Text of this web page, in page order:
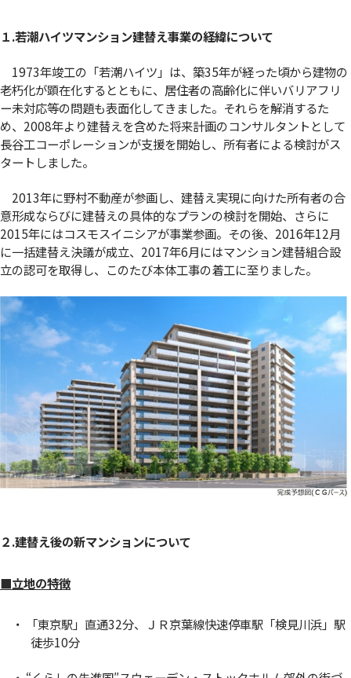
１.若潮ハイツマンション建替え事業の経緯について
1973年竣工の「若潮ハイツ」は、築35年が経った頃から建物の
老朽化が顕在化するとともに、居住者の高齢化に伴いバリアフリ
ー未対応等の問題も表面化してきました。それらを解消するた
め、2008年より建替えを含めた将来計画のコンサルタントとして
長谷工コーポレーションが支援を開始し、所有者による検討がス
タートしました。
2013年に野村不動産が参画し、建替え実現に向けた所有者の合
意形成ならびに建替えの具体的なプランの検討を開始、さらに
2015年にはコスモスイニシアが事業参画。その後、2016年12月
に一括建替え決議が成立、2017年6月にはマンション建替組合設
立の認可を取得し、このたび本体工事の着工に至りました。
２.建替え後の新マンションについて
■立地の特徴
・ 「東京駅」直通32分、ＪＲ京葉線快速停車駅「検見川浜」駅
徒歩10分